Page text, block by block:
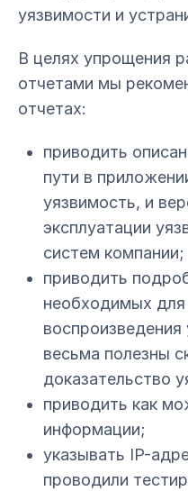
уязвимости и
В целях упрощения
отчетами мы
отчетах:
приводить
пути в
уязвимость, и
эксплуатации
систем компании;
приводить
необходимых для
весьма полезны
доказательство
приводить как
информации;
указывать IP-
проводили